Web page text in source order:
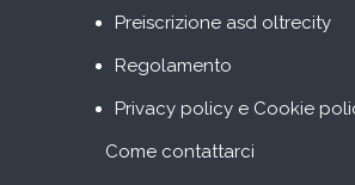
Preiscrizione asd oltrecity
Regolamento
Privacy policy e Cookie
Come contattarci